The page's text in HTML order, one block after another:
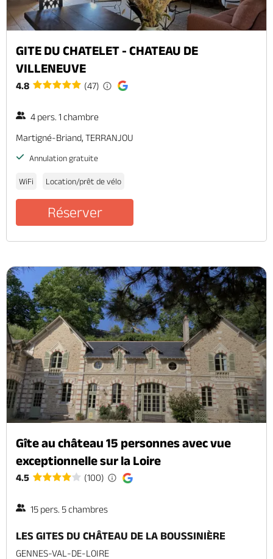
GITE DU CHATELET - CHATEAU DE
VILLENEUVE
4.8 (47)
4 pers. 1 chambre
Martigné-Briand, TERRANJOU
Annulation gratuite
WiFi Location/prêt de vélo
Réserver
Gîte au château 15 personnes avec vue
exceptionnelle sur la Loire
4.5 (100)
15 pers. 5 chambres
LES GITES DU CHÂTEAU DE LA BOUSSINIÈRE
GENNES-VAL-DE-LOIRE